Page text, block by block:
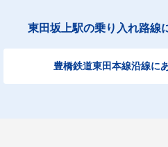
東田坂上駅の乗り入れ路線
豊橋鉄道東田本線沿線に